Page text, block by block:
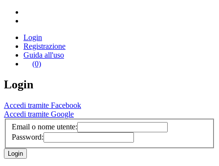
Login
Registrazione
Guida all'uso
(0)
Login
Accedi tramite Facebook
Accedi tramite Google
Email o nome utente:
Password: